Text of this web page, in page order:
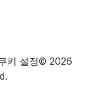
키 설정© 2026
.